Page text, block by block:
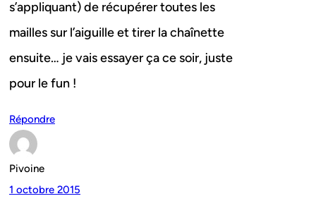
s’appliquant) de récupérer toutes les
mailles sur l’aiguille et tirer la chaînette
ensuite… je vais essayer ça ce soir, juste
pour le fun !
Répondre
Pivoine
1 octobre 2015